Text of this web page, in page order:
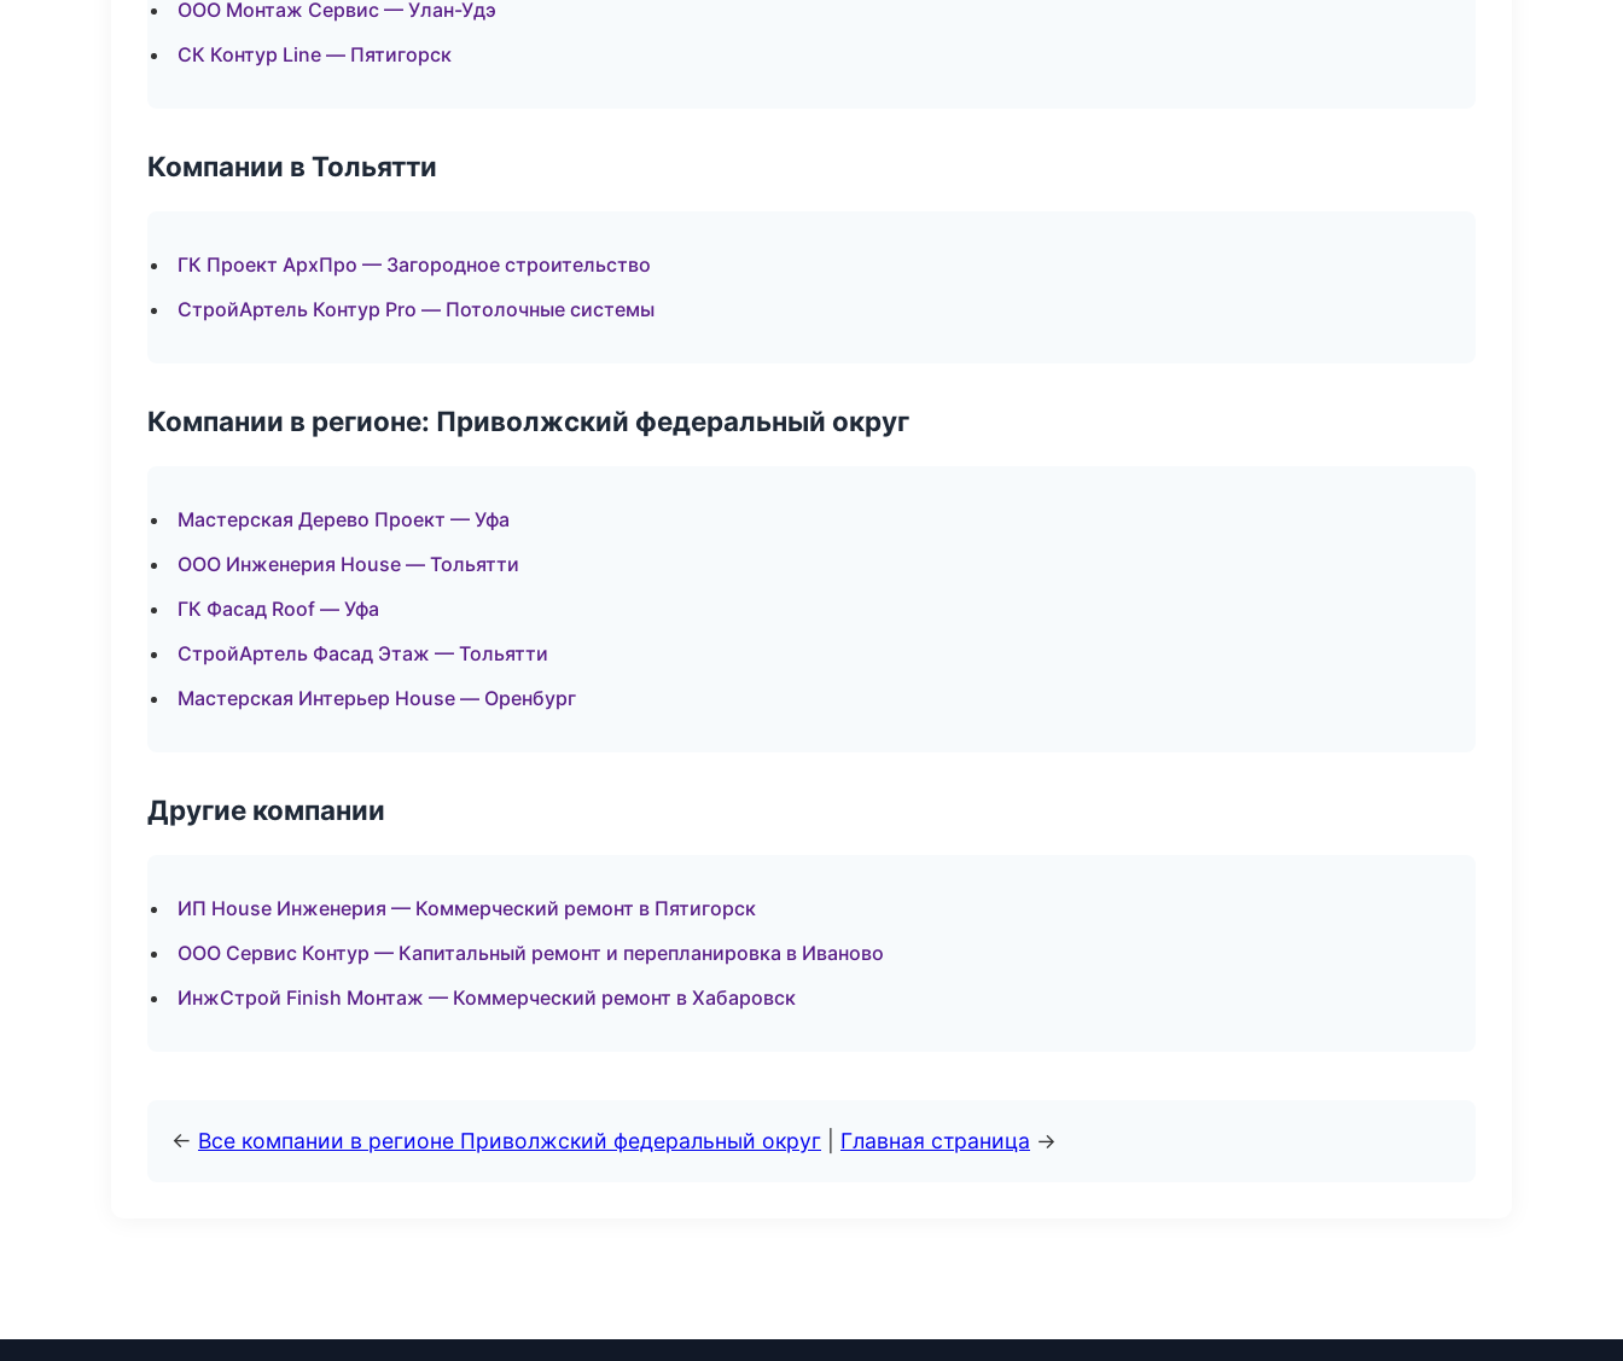
ООО Монтаж Сервис — Улан-Удэ
СК Контур Line — Пятигорск
Компании в Тольятти
ГК Проект АрхПро — Загородное строительство
СтройАртель Контур Pro — Потолочные системы
Компании в регионе: Приволжский федеральный округ
Мастерская Дерево Проект — Уфа
ООО Инженерия House — Тольятти
ГК Фасад Roof — Уфа
СтройАртель Фасад Этаж — Тольятти
Мастерская Интерьер House — Оренбург
Другие компании
ИП House Инженерия — Коммерческий ремонт в Пятигорск
ООО Сервис Контур — Капитальный ремонт и перепланировка в Иваново
ИнжСтрой Finish Монтаж — Коммерческий ремонт в Хабаровск
← Все компании в регионе Приволжский федеральный округ Главная страница →